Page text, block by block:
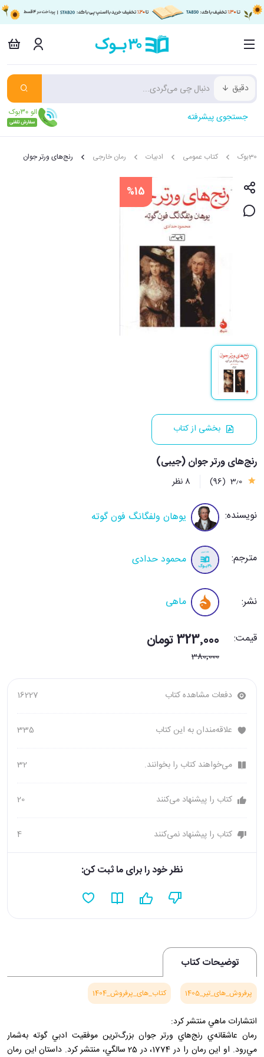
دقیق
جستجوی پیشرفته
30بوک کتاب عمومی ادبیات رمان خارجی رنج‌های ورتر جوان
%15
بخشی از کتاب
رنج‌های ورتر جوان (جیبی)
3٫0 (96) 8 نظر
نویسنده: یوهان ولفگانگ فون گوته
مترجم: محمود حدادی
نشر: ماهی
قیمت: 323٬000 تومان
380٬000
دفعات مشاهده کتاب 16227
علاقه‌مندان به این کتاب 335
می‌خواهند کتاب را بخوانند. 32
کتاب را پیشنهاد می‌کنند 20
کتاب را پیشنهاد نمی‌کنند 4
نظر خود را برای ما ثبت کن:
توضیحات کتاب
پرفروش_های_تیر_1405 کتاب_های_پرفروش_1404
انتشارات ماهي منتشر کرد:
رمان عاشقانه‌ي رنج‌هاي ورتر جوان بزرگ‌ترين موفقيت ادبي گوته به‌شمار
مي‌رود. او اين رمان را در 1774، در 25 سالگي، منتشر کرد. داستان اين رمان